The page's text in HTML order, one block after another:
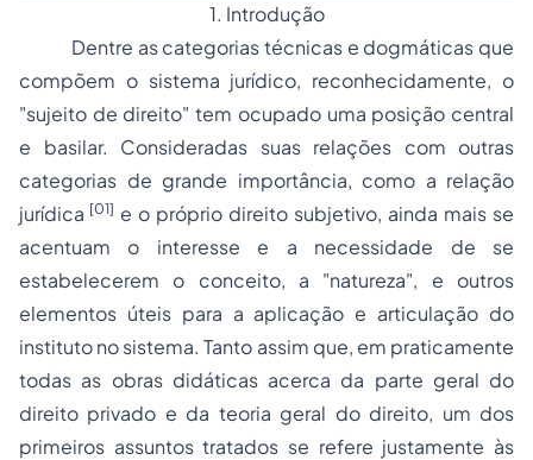
1. Introdução
Dentre as categorias técnicas e dogmáticas que
compõem o sistema jurídico, reconhecidamente, o
"sujeito de direito" tem ocupado uma posição central
e basilar. Consideradas suas relações com outras
categorias de grande importância, como a relação
jurídica [01] e o próprio direito subjetivo, ainda mais se
acentuam o interesse e a necessidade de se
estabelecerem o conceito, a "natureza", e outros
elementos úteis para a aplicação e articulação do
instituto no sistema. Tanto assim que, em praticamente
todas as obras didáticas acerca da parte geral do
direito privado e da teoria geral do direito, um dos
primeiros assuntos tratados se refere justamente às